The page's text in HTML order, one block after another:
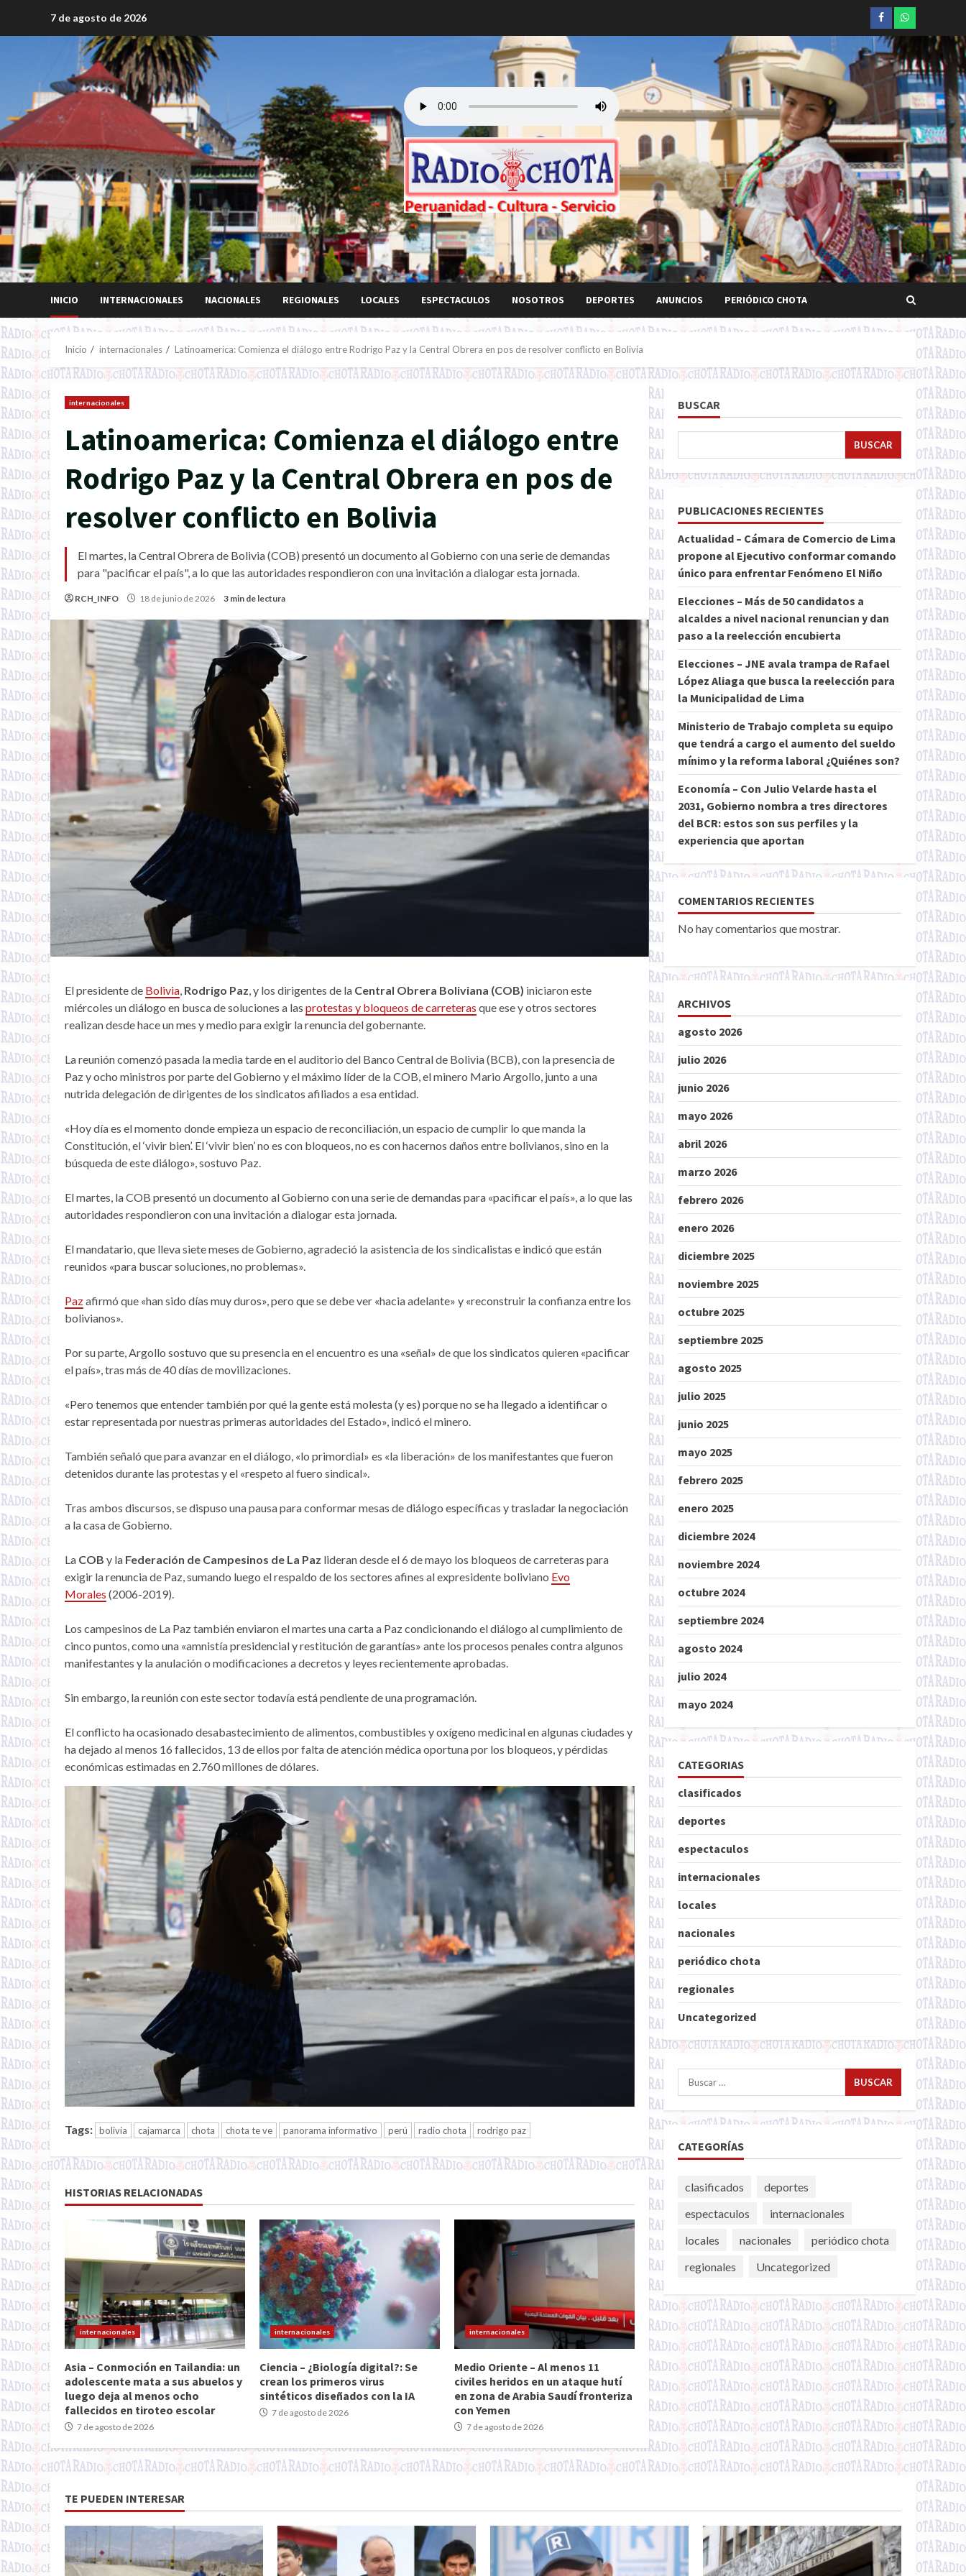
7 de agosto de 2026 Facebookwhatsapp
INICIO INTERNACIONALES NACIONALES REGIONALES LOCALES ESPECTACULOS NOSOTROS DEPORTES ANUNCIOS PERIÓDICO CHOTA
Inicio internacionales Latinoamerica: Comienza el diálogo entre Rodrigo Paz y la Central Obrera en pos de resolver conflicto en Bolivia
internacionales
Latinoamerica: Comienza el diálogo entre
Rodrigo Paz y la Central Obrera en pos de
resolver conflicto en Bolivia
El martes, la Central Obrera de Bolivia (COB) presentó un documento al Gobierno con una serie de demandas
para "pacificar el país", a lo que las autoridades respondieron con una invitación a dialogar esta jornada.
RCH_INFO 18 de junio de 2026 3 min de lectura
El presidente de Bolivia Rodrigo Paz , y los dirigentes de la Central Obrera Boliviana (COB) iniciaron este
miércoles un diálogo en busca de soluciones a las protestas y bloqueos de carreteras que ese y otros sectores
realizan desde hace un mes y medio para exigir la renuncia del gobernante.
La reunión comenzó pasada la media tarde en el auditorio del Banco Central de Bolivia (BCB), con la presencia de
Paz y ocho ministros por parte del Gobierno y el máximo líder de la COB, el minero Mario Argollo, junto a una
nutrida delegación de dirigentes de los sindicatos afiliados a esa entidad.
«Hoy día es el momento donde empieza un espacio de reconciliación, un espacio de cumplir lo que manda la
Constitución, el ‘vivir bien’. El ‘vivir bien’ no es con bloqueos, no es con hacernos daños entre bolivianos, sino en la
búsqueda de este diálogo», sostuvo Paz.
El martes, la COB presentó un documento al Gobierno con una serie de demandas para «pacificar el país», a lo que las
autoridades respondieron con una invitación a dialogar esta jornada.
El mandatario, que lleva siete meses de Gobierno, agradeció la asistencia de los sindicalistas e indicó que están
reunidos «para buscar soluciones, no problemas».
Pazafirmó que «han sido días muy duros», pero que se debe ver «hacia adelante» y «reconstruir la confianza entre los
bolivianos».
Por su parte, Argollo sostuvo que su presencia en el encuentro es una «señal» de que los sindicatos quieren «pacificar
el país», tras más de 40 días de movilizaciones.
«Pero tenemos que entender también por qué la gente está molesta (y es) porque no se ha llegado a identificar o
estar representada por nuestras primeras autoridades del Estado», indicó el minero.
También señaló que para avanzar en el diálogo, «lo primordial» es «la liberación» de los manifestantes que fueron
detenidos durante las protestas y el «respeto al fuero sindical».
Tras ambos discursos, se dispuso una pausa para conformar mesas de diálogo específicas y trasladar la negociación
a la casa de Gobierno.
La COB y la Federación de Campesinos de La Paz lideran desde el 6 de mayo los bloqueos de carreteras para
exigir la renuncia de Paz, sumando luego el respaldo de los sectores afines al expresidente boliviano Evo
Morales (2006-2019).
Los campesinos de La Paz también enviaron el martes una carta a Paz condicionando el diálogo al cumplimiento de
cinco puntos, como una «amnistía presidencial y restitución de garantías» ante los procesos penales contra algunos
manifestantes y la anulación o modificaciones a decretos y leyes recientemente aprobadas.
Sin embargo, la reunión con este sector todavía está pendiente de una programación.
El conflicto ha ocasionado desabastecimiento de alimentos, combustibles y oxígeno medicinal en algunas ciudades y
ha dejado al menos 16 fallecidos, 13 de ellos por falta de atención médica oportuna por los bloqueos, y pérdidas
económicas estimadas en 2.760 millones de dólares.
Tags: bolivia cajamarca chota chota te ve panorama informativo perú radio chota rodrigo paz
HISTORIAS RELACIONADAS
internacionales
Asia – Conmoción en Tailandia: un
adolescente mata a sus abuelos y
luego deja al menos ocho
fallecidos en tiroteo escolar
7 de agosto de 2026
internacionales
Ciencia – ¿Biología digital?: Se
crean los primeros virus
sintéticos diseñados con la IA
7 de agosto de 2026
internacionales
Medio Oriente – Al menos 11
civiles heridos en un ataque hutí
en zona de Arabia Saudí fronteriza
con Yemen
7 de agosto de 2026
BUSCAR
BUSCAR
PUBLICACIONES RECIENTES
Actualidad – Cámara de Comercio de Lima
propone al Ejecutivo conformar comando
único para enfrentar Fenómeno El Niño
Elecciones – Más de 50 candidatos a
alcaldes a nivel nacional renuncian y dan
paso a la reelección encubierta
Elecciones – JNE avala trampa de Rafael
López Aliaga que busca la reelección para
la Municipalidad de Lima
Ministerio de Trabajo completa su equipo
que tendrá a cargo el aumento del sueldo
mínimo y la reforma laboral ¿Quiénes son?
Economía – Con Julio Velarde hasta el
2031, Gobierno nombra a tres directores
del BCR: estos son sus perfiles y la
experiencia que aportan
COMENTARIOS RECIENTES
No hay comentarios que mostrar.
ARCHIVOS
agosto 2026
julio 2026
junio 2026
mayo 2026
abril 2026
marzo 2026
febrero 2026
enero 2026
diciembre 2025
noviembre 2025
octubre 2025
septiembre 2025
agosto 2025
julio 2025
junio 2025
mayo 2025
febrero 2025
enero 2025
diciembre 2024
noviembre 2024
octubre 2024
septiembre 2024
agosto 2024
julio 2024
mayo 2024
CATEGORIAS
clasificados
deportes
espectaculos
internacionales
locales
nacionales
periódico chota
regionales
Uncategorized
Buscar:
CATEGORÍAS
clasificados
deportes
espectaculos
internacionales
locales
nacionales
periódico chota
regionales
Uncategorized
TE PUEDEN INTERESAR